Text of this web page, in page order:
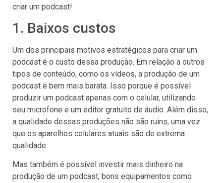
criar um podcast!
1. Baixos custos
Um dos principais motivos estratégicos para criar um
podcast é o custo dessa produção. Em relação a outros
tipos de conteúdo, como os vídeos, a produção de um
podcast é bem mais barata. Isso porque é possível
produzir um podcast apenas com o celular, utilizando
seu microfone e um editor gratuito de áudio. Além disso,
a qualidade dessas produções não são ruins, uma vez
que os aparelhos celulares atuais são de extrema
qualidade.
Mas também é possível investir mais dinheiro na
produção de um podcast, bons equipamentos como